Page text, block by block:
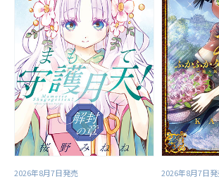
2026年8月7日発売 2026年8月7日発